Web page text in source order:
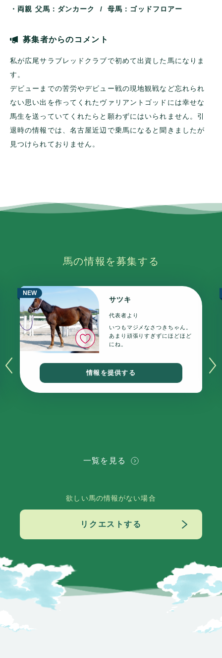
・両親 父馬：ダンカーク / 母馬：ゴッドフロアー
募集者からのコメント
私が広尾サラブレッドクラブで初めて出資した馬になりま
す。
デビューまでの苦労やデビュー戦の現地観戦など忘れられ
ない思い出を作ってくれたヴァリアントゴッドには幸せな
馬生を送っていてくれたらと願わずにはいられません。引
退時の情報では、名古屋近辺で乗馬になると聞きましたが
見つけられておりません。
馬の情報を募集する
NEW
いいね
サツキ
代表者より
いつもマジメなさつきちゃん。
あまり頑張りすぎずにほどほど
にね。
情報を提供する
一覧を見る
欲しい馬の情報がない場合
リクエストする